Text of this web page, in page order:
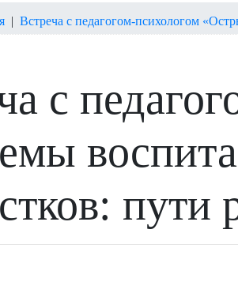
| Встреча с педагогом-психологом
с
пути